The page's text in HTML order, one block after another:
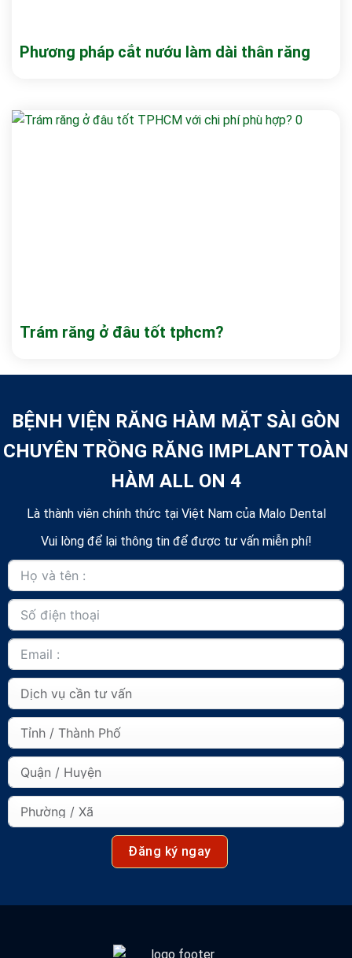
Phương pháp cắt nướu làm dài thân răng
Trám răng ở đâu tốt tphcm?
BỆNH VIỆN RĂNG HÀM MẶT SÀI GÒN
CHUYÊN TRỒNG RĂNG IMPLANT TOÀN
HÀM ALL ON 4
Là thành viên chính thức tại Việt Nam của Malo Dental
Vui lòng để lại thông tin để được tư vấn miễn phí!
Đăng ký ngay